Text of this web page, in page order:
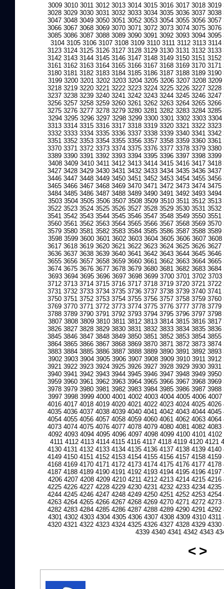
3009 3010 3011 3012 3013 3014 3015 3016 3017 3018 3019
3028 3029 3030 3031 3032 3033 3034 3035 3036 3037 3038
3047 3048 3049 3050 3051 3052 3053 3054 3055 3056 3057
3066 3067 3068 3069 3070 3071 3072 3073 3074 3075 3076
3085 3086 3087 3088 3089 3090 3091 3092 3093 3094 3095
3104 3105 3106 3107 3108 3109 3110 3111 3112 3113 3114
3123 3124 3125 3126 3127 3128 3129 3130 3131 3132 3133
3142 3143 3144 3145 3146 3147 3148 3149 3150 3151 3152
3161 3162 3163 3164 3165 3166 3167 3168 3169 3170 3171
3180 3181 3182 3183 3184 3185 3186 3187 3188 3189 3190
3199 3200 3201 3202 3203 3204 3205 3206 3207 3208 3209
3218 3219 3220 3221 3222 3223 3224 3225 3226 3227 3228
3237 3238 3239 3240 3241 3242 3243 3244 3245 3246 3247
3256 3257 3258 3259 3260 3261 3262 3263 3264 3265 3266
3275 3276 3277 3278 3279 3280 3281 3282 3283 3284 3285
3294 3295 3296 3297 3298 3299 3300 3301 3302 3303 3304
3313 3314 3315 3316 3317 3318 3319 3320 3321 3322 3323
3332 3333 3334 3335 3336 3337 3338 3339 3340 3341 3342
3351 3352 3353 3354 3355 3356 3357 3358 3359 3360 3361
3370 3371 3372 3373 3374 3375 3376 3377 3378 3379 3380
3389 3390 3391 3392 3393 3394 3395 3396 3397 3398 3399
3408 3409 3410 3411 3412 3413 3414 3415 3416 3417 3418
3427 3428 3429 3430 3431 3432 3433 3434 3435 3436 3437
3446 3447 3448 3449 3450 3451 3452 3453 3454 3455 3456
3465 3466 3467 3468 3469 3470 3471 3472 3473 3474 3475
3484 3485 3486 3487 3488 3489 3490 3491 3492 3493 3494
3503 3504 3505 3506 3507 3508 3509 3510 3511 3512 3513
3522 3523 3524 3525 3526 3527 3528 3529 3530 3531 3532
3541 3542 3543 3544 3545 3546 3547 3548 3549 3550 3551
3560 3561 3562 3563 3564 3565 3566 3567 3568 3569 3570
3579 3580 3581 3582 3583 3584 3585 3586 3587 3588 3589
3598 3599 3600 3601 3602 3603 3604 3605 3606 3607 3608
3617 3618 3619 3620 3621 3622 3623 3624 3625 3626 3627
3636 3637 3638 3639 3640 3641 3642 3643 3644 3645 3646
3655 3656 3657 3658 3659 3660 3661 3662 3663 3664 3665
3674 3675 3676 3677 3678 3679 3680 3681 3682 3683 3684
3693 3694 3695 3696 3697 3698 3699 3700 3701 3702 3703
3712 3713 3714 3715 3716 3717 3718 3719 3720 3721 3722
3731 3732 3733 3734 3735 3736 3737 3738 3739 3740 3741
3750 3751 3752 3753 3754 3755 3756 3757 3758 3759 3760
3769 3770 3771 3772 3773 3774 3775 3776 3777 3778 3779
3788 3789 3790 3791 3792 3793 3794 3795 3796 3797 3798
3807 3808 3809 3810 3811 3812 3813 3814 3815 3816 3817
3826 3827 3828 3829 3830 3831 3832 3833 3834 3835 3836
3845 3846 3847 3848 3849 3850 3851 3852 3853 3854 3855
3864 3865 3866 3867 3868 3869 3870 3871 3872 3873 3874
3883 3884 3885 3886 3887 3888 3889 3890 3891 3892 3893
3902 3903 3904 3905 3906 3907 3908 3909 3910 3911 3912
3921 3922 3923 3924 3925 3926 3927 3928 3929 3930 3931
3940 3941 3942 3943 3944 3945 3946 3947 3948 3949 3950
3959 3960 3961 3962 3963 3964 3965 3966 3967 3968 3969
3978 3979 3980 3981 3982 3983 3984 3985 3986 3987 3988
3997 3998 3999 4000 4001 4002 4003 4004 4005 4006 4007
4016 4017 4018 4019 4020 4021 4022 4023 4024 4025 4026
4035 4036 4037 4038 4039 4040 4041 4042 4043 4044 4045
4054 4055 4056 4057 4058 4059 4060 4061 4062 4063 4064
4073 4074 4075 4076 4077 4078 4079 4080 4081 4082 4083
4092 4093 4094 4095 4096 4097 4098 4099 4100 4101 4102
4111 4112 4113 4114 4115 4116 4117 4118 4119 4120 4121
4130 4131 4132 4133 4134 4135 4136 4137 4138 4139 4140
4149 4150 4151 4152 4153 4154 4155 4156 4157 4158 4159
4168 4169 4170 4171 4172 4173 4174 4175 4176 4177 4178
4187 4188 4189 4190 4191 4192 4193 4194 4195 4196 4197
4206 4207 4208 4209 4210 4211 4212 4213 4214 4215 4216
4225 4226 4227 4228 4229 4230 4231 4232 4233 4234 4235
4244 4245 4246 4247 4248 4249 4250 4251 4252 4253 4254
4263 4264 4265 4266 4267 4268 4269 4270 4271 4272 4273
4282 4283 4284 4285 4286 4287 4288 4289 4290 4291 4292
4301 4302 4303 4304 4305 4306 4307 4308 4309 4310 4311
4320 4321 4322 4323 4324 4325 4326 4327 4328 4329 4330
4339 4340 4341 4342 4343
< >